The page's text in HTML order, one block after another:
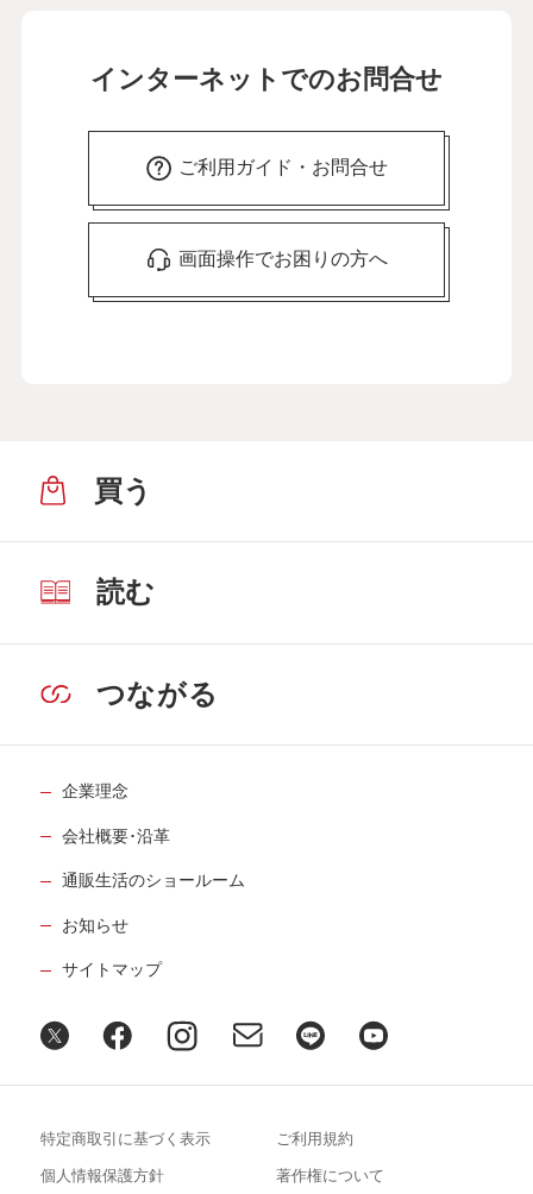
インターネットでのお問合せ
ご利用ガイド・お問合せ
画面操作でお困りの方へ
買う
読む
つながる
企業理念
会社概要･沿革
通販生活のショールーム
お知らせ
サイトマップ
特定商取引に基づく表示 ご利用規約
個人情報保護方針 著作権について